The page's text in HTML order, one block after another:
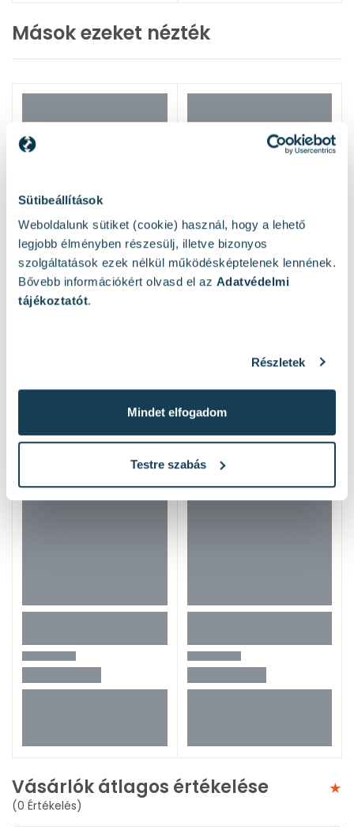
Sütibeállítások
Weboldalunk sütiket (cookie) használ, hogy a lehető
legjobb élményben részesülj, illetve bizonyos
szolgáltatások ezek nélkül működésképtelenek lennének.
Bővebb információkért olvasd el az Adatvédelmi
tájékoztatót.
Részletek
Mindet elfogadom
Testre szabás
Mások ezeket nézték
Hasonló termékek
Vásárlók átlagos értékelése
(0 Értékelés)